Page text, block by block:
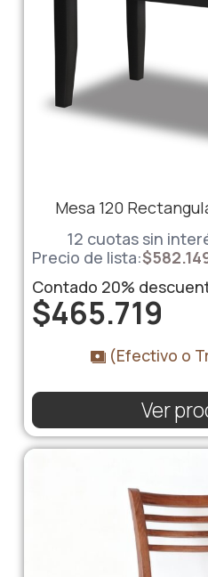
Mesa 120
12 cuotas sin
Precio de lista:$
Contado 20%
$465.719
(Efectivo o
Ver